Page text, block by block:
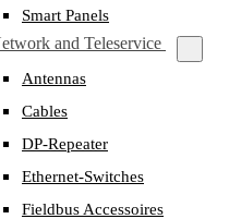
Smart Panels
and Teleservice
Antennas
Cables
DP-Repeater
Ethernet-Switches
Fieldbus Accessoires